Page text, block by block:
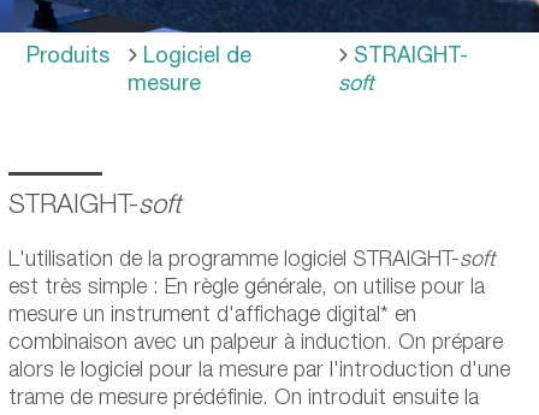
Produits
Logiciel de
mesure
STRAIGHT-
soft
STRAIGHT-soft
L'utilisation de la programme logiciel STRAIGHT-soft
est très simple : En règle générale, on utilise pour la
mesure un instrument d'affichage digital* en
combinaison avec un palpeur à induction. On prépare
alors le logiciel pour la mesure par l'introduction d'une
trame de mesure prédéfinie. On introduit ensuite la